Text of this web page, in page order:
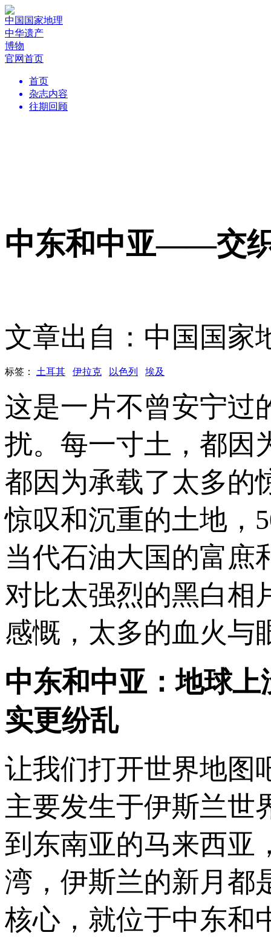
中国国家地理
中华遗产
博物
官网首页
首页
杂志内容
往期回顾
中东和中亚——交
文章出自：中国国家
标签： 土耳其 伊拉克 以色列 埃及
这是一片不曾安宁过
扰。每一寸土，都因
都因为承载了太多的
惊叹和沉重的土地，
当代石油大国的富庶
对比太强烈的黑白
感慨，太多的血火
中东和中亚：地球
实更纷乱
让我们打开世界地图
主要发生于伊斯兰世
到东南亚的马来西亚
湾，伊斯兰的新月都
核心，就位于中东和